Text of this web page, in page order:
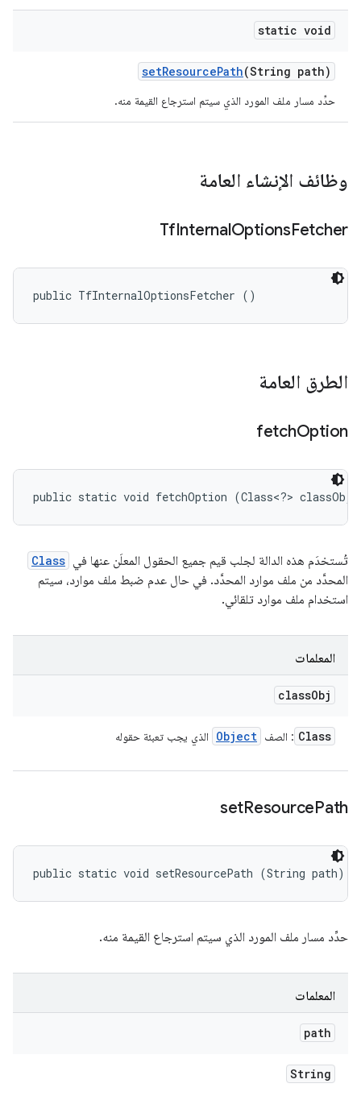
static void
setResourcePath(String path)
حدِّد مسار ملف المورد الذي سيتم استرجاع القيمة منه.
وظائف الإنشاء العامة
TfInternalOptionsFetcher
public TfInternalOptionsFetcher ()
الطرق العامة
fetchOption
public static void fetchOption (Class<?> classObj)
تُستخدَم هذه الدالة لجلب قيم جميع الحقول المعلَن عنها في Class
المحدَّد من ملف موارد المحدَّد. في حال عدم ضبط ملف موارد، سيتم
استخدام ملف موارد تلقائي.
المعلمات
classObj
Class : الصف Object الذي يجب تعبئة حقوله
setResourcePath
public static void setResourcePath (String path)
حدِّد مسار ملف المورد الذي سيتم استرجاع القيمة منه.
المعلمات
path
String